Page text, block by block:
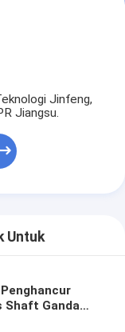
Jinfeng,
Jiangsu.
Untuk
Shaft Ganda